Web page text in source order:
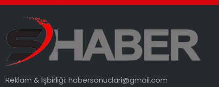
Reklam & İşbirliği:habersonuclari@gmail.com